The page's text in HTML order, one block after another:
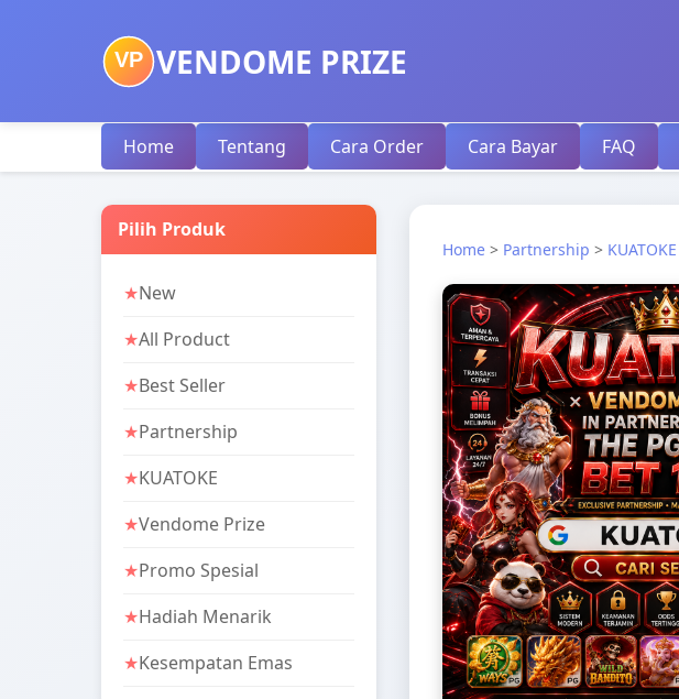
VP VENDOME PRIZE
Home Tentang Cara Order Cara Bayar FAQ
Pilih Produk
New
All Product
Best Seller
Partnership
KUATOKE
Vendome Prize
Promo Spesial
Hadiah Menarik
Kesempatan Emas
Home > Partnership > KUATOKE